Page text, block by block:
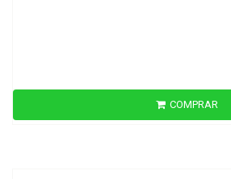
COMPRAR
R$255,00